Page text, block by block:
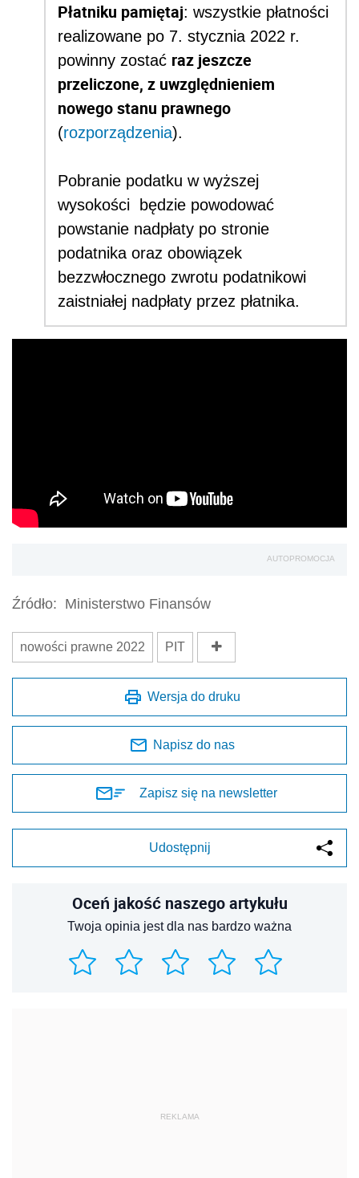
Płatniku pamiętaj: wszystkie płatności
realizowane po 7. stycznia 2022 r.
powinny zostać raz jeszcze
przeliczone, z uwzględnieniem
nowego stanu prawnego
(rozporządzenia).
Pobranie podatku w wyższej
wysokości będzie powodować
powstanie nadpłaty po stronie
podatnika oraz obowiązek
bezzwłocznego zwrotu podatnikowi
zaistniałej nadpłaty przez płatnika.
AUTOPROMOCJA
Źródło: Ministerstwo Finansów
nowości prawne 2022 PIT
Wersja do druku
Napisz do nas
Zapisz się na newsletter
Udostępnij
Oceń jakość naszego artykułu
Twoja opinia jest dla nas bardzo ważna
REKLAMA